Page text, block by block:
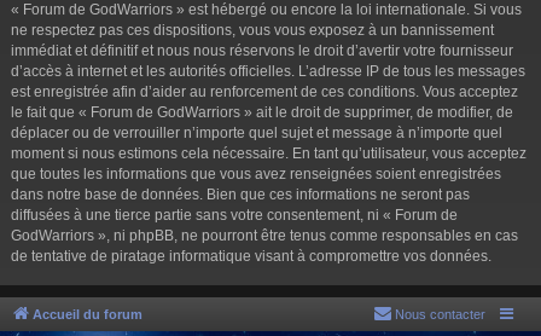
« Forum de GodWarriors » est hébergé ou encore la loi internationale. Si vous
ne respectez pas ces dispositions, vous vous exposez à un bannissement
immédiat et définitif et nous nous réservons le droit d’avertir votre fournisseur
d’accès à internet et les autorités officielles. L’adresse IP de tous les messages
est enregistrée afin d’aider au renforcement de ces conditions. Vous acceptez
le fait que « Forum de GodWarriors » ait le droit de supprimer, de modifier, de
déplacer ou de verrouiller n’importe quel sujet et message à n’importe quel
moment si nous estimons cela nécessaire. En tant qu’utilisateur, vous acceptez
que toutes les informations que vous avez renseignées soient enregistrées
dans notre base de données. Bien que ces informations ne seront pas
diffusées à une tierce partie sans votre consentement, ni « Forum de
GodWarriors », ni phpBB, ne pourront être tenus comme responsables en cas
de tentative de piratage informatique visant à compromettre vos données.
Accueil du forum Nous contacter